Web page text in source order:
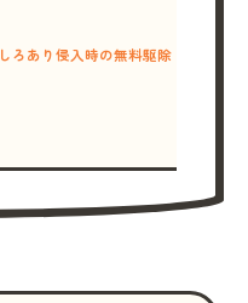
しろあり侵入時の無料駆除